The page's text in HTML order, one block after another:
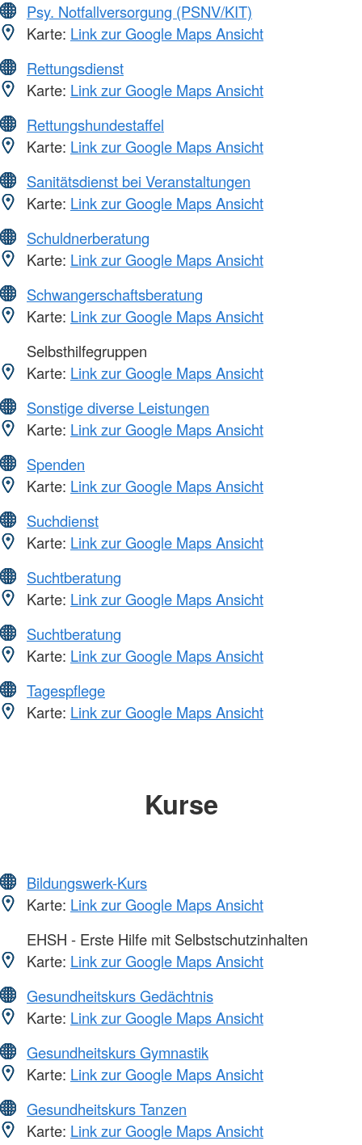
Psy. Notfallversorgung (PSNV/KIT)
Karte: Link zur Google Maps Ansicht
Rettungsdienst
Karte: Link zur Google Maps Ansicht
Rettungshundestaffel
Karte: Link zur Google Maps Ansicht
Sanitätsdienst bei Veranstaltungen
Karte: Link zur Google Maps Ansicht
Schuldnerberatung
Karte: Link zur Google Maps Ansicht
Schwangerschaftsberatung
Karte: Link zur Google Maps Ansicht
Selbsthilfegruppen
Karte: Link zur Google Maps Ansicht
Sonstige diverse Leistungen
Karte: Link zur Google Maps Ansicht
Spenden
Karte: Link zur Google Maps Ansicht
Suchdienst
Karte: Link zur Google Maps Ansicht
Suchtberatung
Karte: Link zur Google Maps Ansicht
Suchtberatung
Karte: Link zur Google Maps Ansicht
Tagespflege
Karte: Link zur Google Maps Ansicht
Kurse
Bildungswerk-Kurs
Karte: Link zur Google Maps Ansicht
EHSH - Erste Hilfe mit Selbstschutzinhalten
Karte: Link zur Google Maps Ansicht
Gesundheitskurs Gedächtnis
Karte: Link zur Google Maps Ansicht
Gesundheitskurs Gymnastik
Karte: Link zur Google Maps Ansicht
Gesundheitskurs Tanzen
Karte: Link zur Google Maps Ansicht